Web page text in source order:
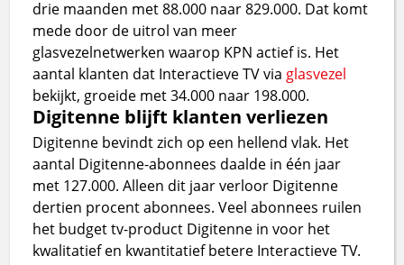
drie maanden met 88.000 naar 829.000. Dat komt
mede door de uitrol van meer
glasvezelnetwerken waarop KPN actief is. Het
aantal klanten dat Interactieve TV via glasvezel
bekijkt, groeide met 34.000 naar 198.000.
Digitenne blijft klanten verliezen
Digitenne bevindt zich op een hellend vlak. Het
aantal Digitenne-abonnees daalde in één jaar
met 127.000. Alleen dit jaar verloor Digitenne
dertien procent abonnees. Veel abonnees ruilen
het budget tv-product Digitenne in voor het
kwalitatief en kwantitatief betere Interactieve TV.